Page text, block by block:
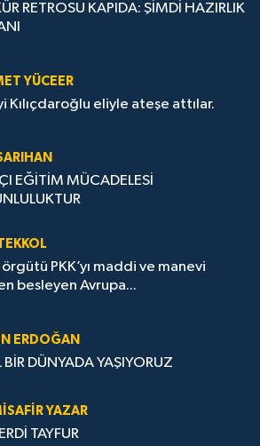
RETROSU KAPIDA: ŞİMDİ HAZIRLIK
YÜCEER
Kılıçdaroğlu eliyle ateşe attılar.
EĞİTİM MÜCADELESİ
PKK’yı maddi ve manevi
besleyen Avrupa...
ERDOĞAN
BİR DÜNYADA YAŞIYORUZ
YAZAR
TAYFUR